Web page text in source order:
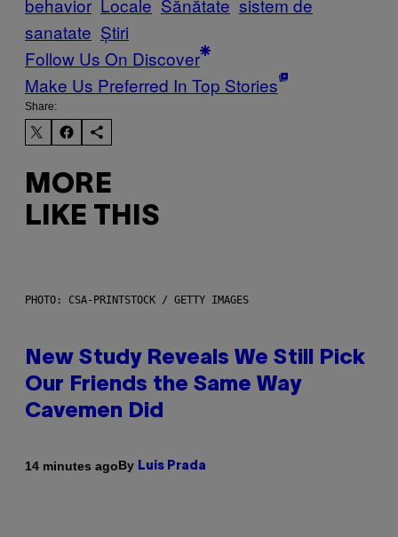
behavior Locale Sănătate sistem de
sanatate Știri
Follow Us On Discover
Make Us Preferred In Top Stories
Share:
MORE
LIKE THIS
PHOTO: CSA-PRINTSTOCK / GETTY IMAGES
New Study Reveals We Still Pick
Our Friends the Same Way
Cavemen Did
14 minutes agoBy Luis Prada